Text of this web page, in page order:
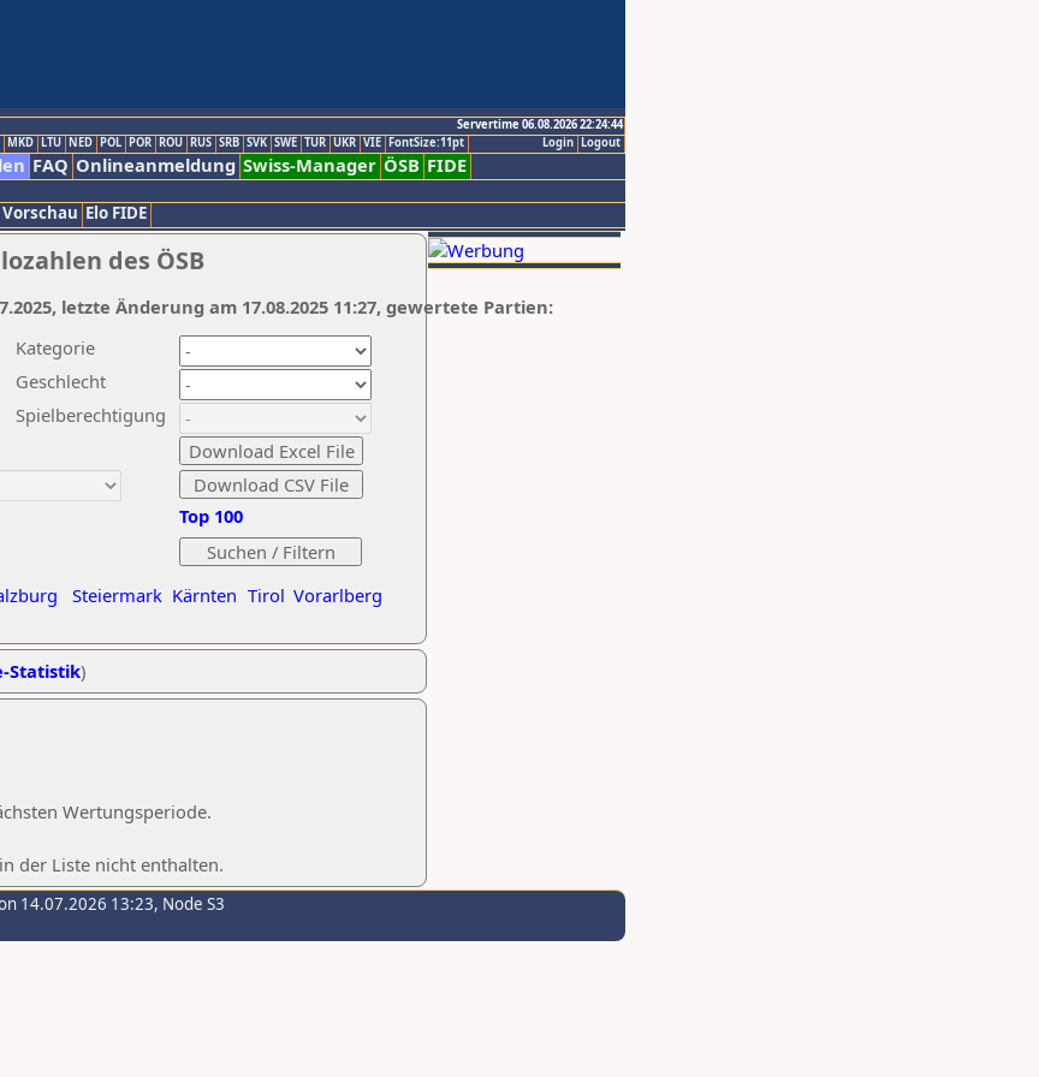
Servertime 06.08.2026 22:24:44
Logout
Login
MKD LTU NED POL POR ROU RUS SRB SVK SWE TUR UKR VIE FontSize:11pt
FAQ Onlineanmeldung Swiss-Manager ÖSB FIDE
Vorschau Elo FIDE
des ÖSB
Kategorie
Geschlecht
Spielberechtigung
Steiermark Kärnten Tirol Vorarlberg
Top 100
letzte Änderung am 17.08.2025 11:27, gewertete Partien:
Statistik)
Wertungsperiode.
der Liste nicht enthalten.
14.07.2026 13:23, Node S3